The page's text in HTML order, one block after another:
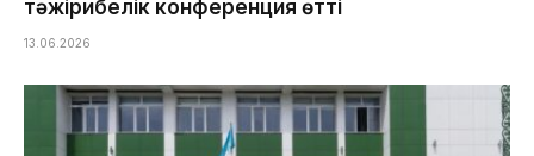
тәжірибелік конференция өтті
13.06.2026